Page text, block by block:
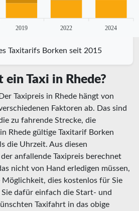
2019 2022 2024
Taxitarifs Borken seit 2015
Taxi in Rhede?
Der Taxipreis in Rhede hängt von
Faktoren ab. Das sind
zu fahrende Strecke, die
Rhede gültige Taxitarif Borken
die Uhrzeit. Aus diesen
anfallende Taxipreis berechnet
nicht von Hand erledigen müssen,
dies kostenlos für Sie
Sie dafür einfach die Start- und
Taxifahrt in das obige